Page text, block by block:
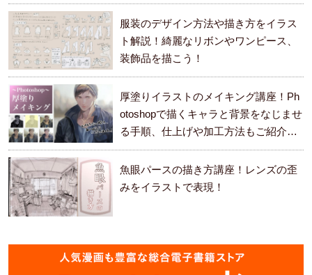
服装のデザイン方法や描き方をイラス
ト解説！綺麗なリボンやワンピース、
装飾品を描こう！
厚塗りイラストのメイキング講座！Ph
otoshopで描くキャラと背景をなじませ
る手順、仕上げや加工方法もご紹介し
ます。
魚眼パースの描き方講座！レンズの歪
みをイラストで表現！